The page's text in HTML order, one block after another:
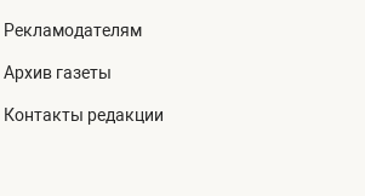
Рекламодателям
Архив газеты
Контакты редакции